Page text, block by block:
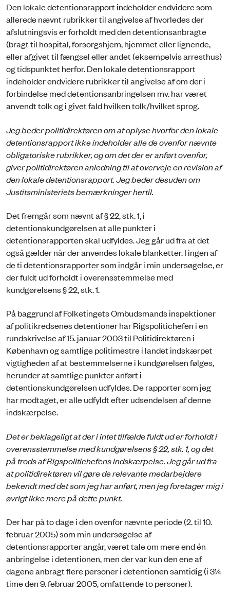
Den lokale detentionsrapport indeholder endvidere som
allerede nævnt rubrikker til angivelse af hvorledes der
afslutningsvis er forholdt med den detentionsanbragte
(bragt til hospital, forsorgshjem, hjemmet eller lignende,
eller afgivet til fængsel eller andet (eksempelvis arresthus)
og tidspunktet herfor. Den lokale detentionsrapport
indeholder endvidere rubrikker til angivelse af om der i
forbindelse med detentionsanbringelsen mv. har været
anvendt tolk og i givet fald hvilken tolk/hvilket sprog.
Jeg beder politidirektøren om at oplyse hvorfor den lokale
detentionsrapport ikke indeholder alle de ovenfor nævnte
obligatoriske rubrikker, og om det der er anført ovenfor,
giver politidirektøren anledning til at overveje en revision af
den lokale detentionsrapport. Jeg beder desuden om
Justitsministeriets bemærkninger hertil.
Det fremgår som nævnt af § 22, stk. 1, i
detentionskundgørelsen at alle punkter i
detentionsrappor­ten skal udfyldes. Jeg går ud fra at det
også gælder når der anvendes lokale blanketter. I ingen af
de ti detentionsrapporter som indgår i min undersøgelse, er
der fuldt ud forholdt i overensstemmelse med
kundgørelsens § 22, stk. 1.
På baggrund af Folketingets Ombudsmands inspektioner
af politikredsenes detentioner har Rigspolitichefen i en
rundskrivelse af 15. januar 2003 til Politidirektøren i
København og samtlige politimestre i landet indskærpet
vigtigheden af at bestemmelserne i kundgørelsen følges,
herunder at samtlige punkter anført i
detentionskundgørelsen udfyldes. De rapporter som jeg
har modtaget, er alle udfyldt efter udsendelsen af denne
indskærpelse.
Det er beklageligt at der i intet tilfælde fuldt ud er forholdt i
overensstemmelse med kundgørelsens § 22, stk. 1, og det
på trods af Rigspolitichefens indskærpelse. Jeg går ud fra
at politidirektøren vil gøre de relevante medarbejdere
bekendt med det som jeg har anført, men jeg foretager mig i
øvrigt ikke mere på dette punkt.
Der har på to dage i den ovenfor nævnte periode (2. til 10.
februar 2005) som min undersøgelse af
detentionsrapporter angår, været tale om mere end én
anbringelse i detentionen, men der var kun den ene af
dagene anbragt flere personer i detentionen samtidig (i 3¼
time den 9. februar 2005, omfattende to personer).